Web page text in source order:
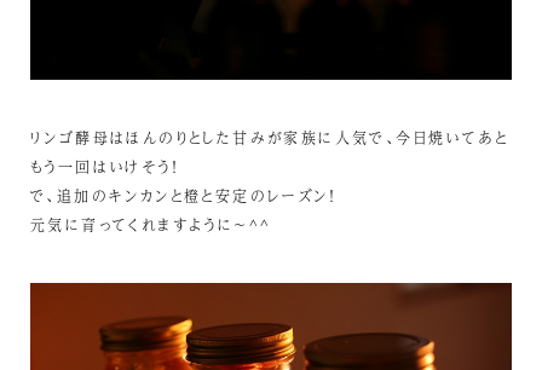
リンゴ酵母はほんのりとした甘みが家族に人気で、今日焼いてあと
もう一回はいけそう！
で、追加のキンカンと橙と安定のレーズン！
元気に育ってくれますように～^^